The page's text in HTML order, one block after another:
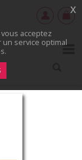
acceptez
service optimal
x